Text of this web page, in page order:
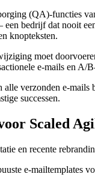
(QA)-functies
bedrijf dat nooit
knopteksten.
moet
e-mails en A/
alle verzonden e-
successen.
Scaled
en recente
e-mailtemplates